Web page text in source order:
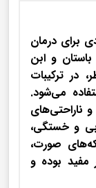
برای درمان
و ابن
در ترکیبات
می‌شود.
ناراحتی‌های
و خستگی،
صورت،
بوده و